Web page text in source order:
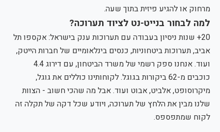
מרחוק או להגיע פיזית בתוך שעה.
למה לבחור בנייט-נט לציוד תערוכה?
20+ שנות ניסיון בעבודה עם תערוכות ענק בישראל: אקספו תל
אביב, תערוכות ביטחוניות, כנסים בינלאומיים של חברות הייטק,
ועוד. אנחנו ספק רשמי של משרד הביטחון, עם דירוג 4.4
כוכבים מ-62 ביקורות בגוגל. לקוחותינו כוללים את גוגל,
מיקרוסופט, אלביט, אבוט ועוד. אבל מה שהכי חשוב - הצוות
שלנו מבין את הלחץ של תערוכה, ויודע שכל דקה של תקלה זה
לקוח שמתפספס.